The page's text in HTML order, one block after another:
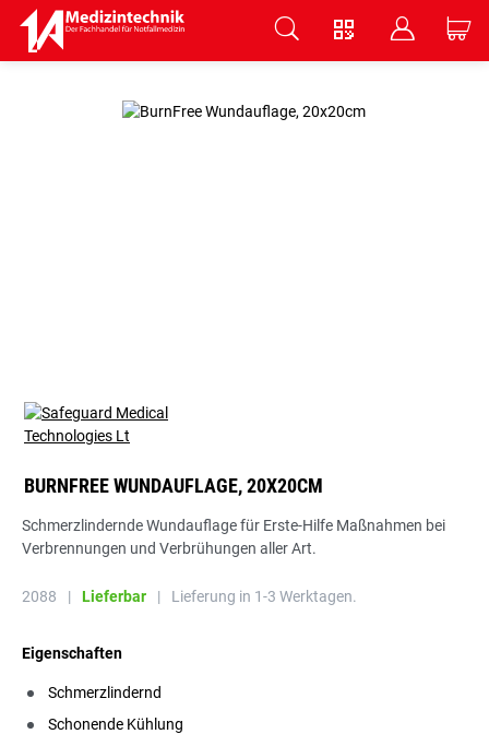
V B C
BURNFREE WUNDAUFLAGE, 20X20CM
Schmerzlindernde Wundauflage für Erste-Hilfe Maßnahmen bei
Verbrennungen und Verbrühungen aller Art.
2088 | Lieferbar | Lieferung in 1-3 Werktagen.
Eigenschaften
Schmerzlindernd
Schonende Kühlung